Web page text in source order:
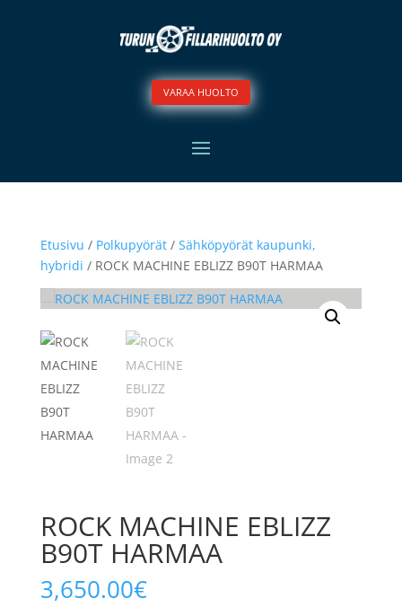
VARAA HUOLTO
Etusivu / Polkupyörät/ Sähköpyörät kaupunki,
hybridi / ROCK MACHINE EBLIZZ B90T HARMAA
ROCK MACHINE EBLIZZ
B90T HARMAA
3,650.00€